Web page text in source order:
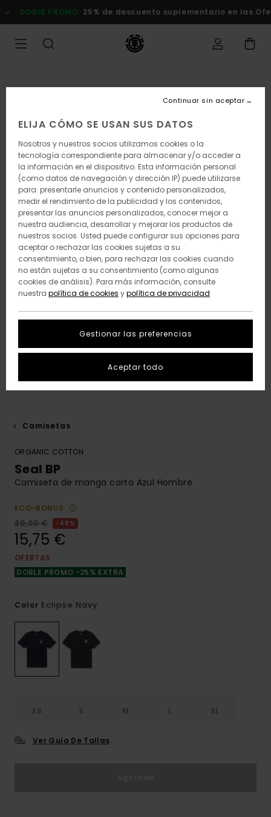
la
DOBLE PROMO 25% de descuento suplementario en las
Camisetas
ORGANIC COTTON
Seal BP
Camiseta de manga corta Azul Hombre
ECO-BONUS
30,00 €
48%
15,75 €
OFERTAS
DOBLE PROMO -25% EXTRA
Color Eclipse Navy
XS S M L XL
Ver Guía De Tallas
ELIJA CÓMO SE USAN SUS DATOS
Nosotros y nuestros socios utilizamos cookies o la
tecnología correspondiente para almacenar y/o acceder a
la información en el dispositivo. Esta información personal
(como datos de navegación y dirección IP) puede utilizarse
para: presentarle anuncios y contenido personalizados,
medir el rendimiento de la publicidad y los contenidos,
presentar las anuncios personalizados, conocer mejor a
nuestra audiencia, desarrollar y mejorar los productos de
nuestros socios. Usted puede configurar sus opciones para
aceptar o rechazar las cookies sujetas a su
consentimiento, o bien, para rechazar las cookies cuando
no están sujetas a su consentimiento (como algunas
cookies de análisis). Para más información, consulte
nuestra política de cookies ypolítica de privacidad
Gestionar las preferencias
Continuar sin aceptar
Aceptar todo